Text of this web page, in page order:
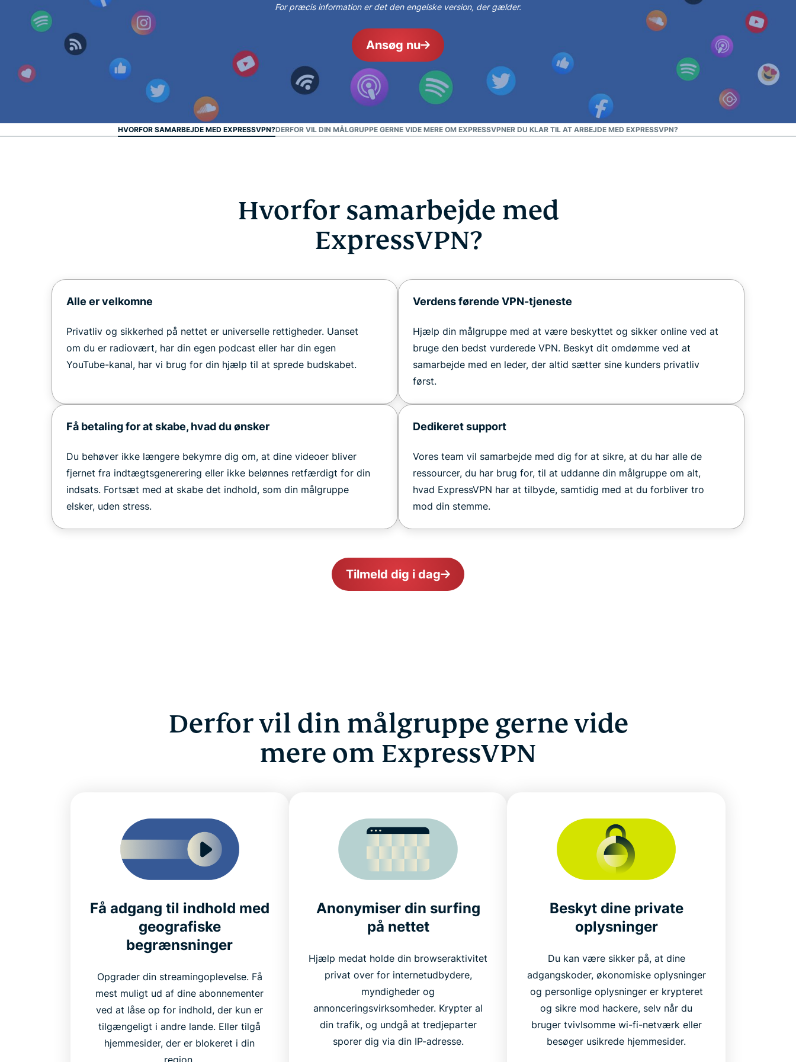
forbrugere, der er
databehandling til
databeskyttelsesstyret
intelligens.
pakke med
beskyttelse,
overvågning
og
datafjernelse
For præcis information er det den engelske version, der gælder.
Ansøg nu
HVORFOR SAMARBEJDE MED EXPRESSVPN?DERFOR VIL DIN MÅLGRUPPE GERNE VIDE MERE OM EXPRESSVPNER DU KLAR TIL AT ARBEJDE MED EXPRESSVPN?
Hvorfor samarbejde med
ExpressVPN?
Alle er velkomne
Privatliv og sikkerhed på nettet er universelle rettigheder. Uanset
om du er radiovært, har din egen podcast eller har din egen
YouTube-kanal, har vi brug for din hjælp til at sprede budskabet.
Verdens førende VPN-tjeneste
Hjælp din målgruppe med at være beskyttet og sikker online ved at
bruge den bedst vurderede VPN. Beskyt dit omdømme ved at
samarbejde med en leder, der altid sætter sine kunders privatliv
først.
Få betaling for at skabe, hvad du ønsker
Du behøver ikke længere bekymre dig om, at dine videoer bliver
fjernet fra indtægtsgenerering eller ikke belønnes retfærdigt for din
indsats. Fortsæt med at skabe det indhold, som din målgruppe
elsker, uden stress.
Dedikeret support
Vores team vil samarbejde med dig for at sikre, at du har alle de
ressourcer, du har brug for, til at uddanne din målgruppe om alt,
hvad ExpressVPN har at tilbyde, samtidig med at du forbliver tro
mod din stemme.
Tilmeld dig i dag
Derfor vil din målgruppe gerne vide
mere om ExpressVPN
Få adgang til indhold med
geografiske
begrænsninger
Opgrader din streamingoplevelse. Få
mest muligt ud af dine abonnementer
ved at låse op for indhold, der kun er
tilgængeligt i andre lande. Eller tilgå
hjemmesider, der er blokeret i din
region.
Anonymiser din surfing
på nettet
Hjælp medat holde din browseraktivitet
privat over for internetudbydere,
myndigheder og
annonceringsvirksomheder. Krypter al
din trafik, og undgå at tredjeparter
sporer dig via din IP-adresse.
Beskyt dine private
oplysninger
Du kan være sikker på, at dine
adgangskoder, økonomiske oplysninger
og personlige oplysninger er krypteret
og sikre mod hackere, selv når du
bruger tvivlsomme wi-fi-netværk eller
besøger usikrede hjemmesider.